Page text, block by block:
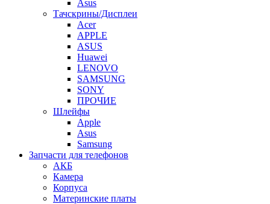
Asus
Тачскрины/Дисплеи
Acer
APPLE
ASUS
Huawei
LENOVO
SAMSUNG
SONY
ПРОЧИЕ
Шлейфы
Apple
Asus
Samsung
Запчасти для телефонов
АКБ
Камера
Корпуса
Материнские платы